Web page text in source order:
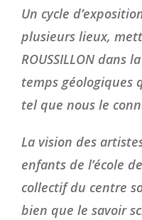
Un cycle
plusieurs lieux,
ROUSSILLON dans
temps géologiques
tel que nous le
La vision des
enfants de l’école
collectif du centre
bien que le savoir